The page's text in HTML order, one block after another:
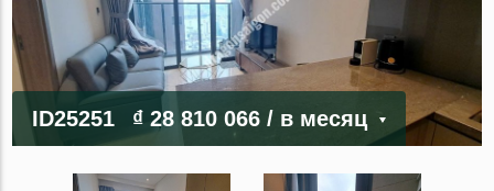
ID25251 ₫ 28 810 066/ в месяц